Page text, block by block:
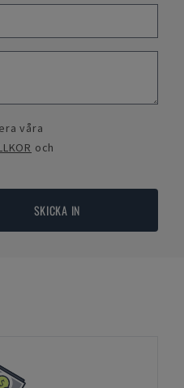
våra
och
SKICKA IN